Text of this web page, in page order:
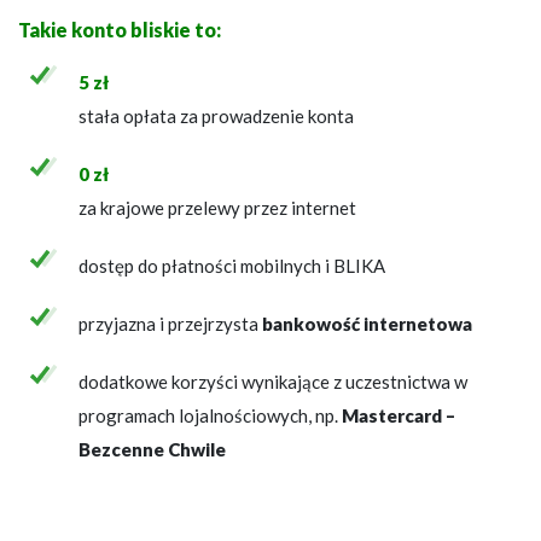
Takie konto bliskie to:
5 zł
stała opłata za prowadzenie konta
0 zł
za krajowe przelewy przez internet
dostęp do płatności mobilnych i BLIKA
przyjazna i przejrzysta bankowość internetowa
dodatkowe korzyści wynikające z uczestnictwa w
programach lojalnościowych, np. Mastercard –
Bezcenne Chwile